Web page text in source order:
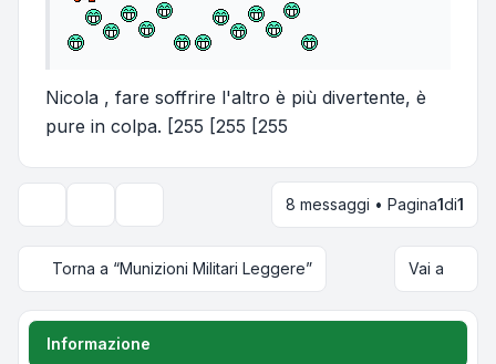
Nicola , fare soffrire l'altro è più divertente, è
pure in colpa. [255 [255 [255
Opzioni di visualizzazione e ordinamento
8 messaggi • Pagina1di1
Torna a “Munizioni Militari Leggere” Vai a
Informazione